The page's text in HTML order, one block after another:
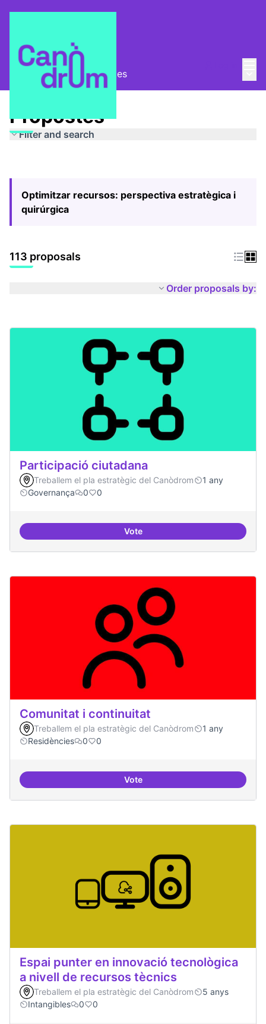
Pla Estratègic Propostes
Propostes
Filter and search
Optimitzar recursos: perspectiva estratègica i
quirúrgica
113 proposals
Order proposals by:
Participació ciutadana
Treballem el pla estratègic del Canòdrom
1 any
Governança
0 0
VoteParticipació ciutadana
Comunitat i continuitat
Treballem el pla estratègic del Canòdrom
1 any
Residències
0 0
VoteComunitat i continuitat
Espai punter en innovació tecnològica
a nivell de recursos tècnics
Treballem el pla estratègic del Canòdrom
5 anys
Intangibles
0 0